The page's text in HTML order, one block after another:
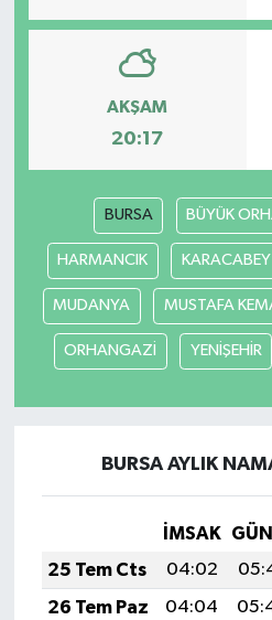
AKŞAM
20:17
BURSA BÜYÜK
HARMANCIK KARACABEY
MUDANYA MUSTAFA
ORHANGAZİ YENİŞEHİR
BURSA AYLIK
İMSAK
25 Tem Cts
04:02
26 Tem Paz
04:04